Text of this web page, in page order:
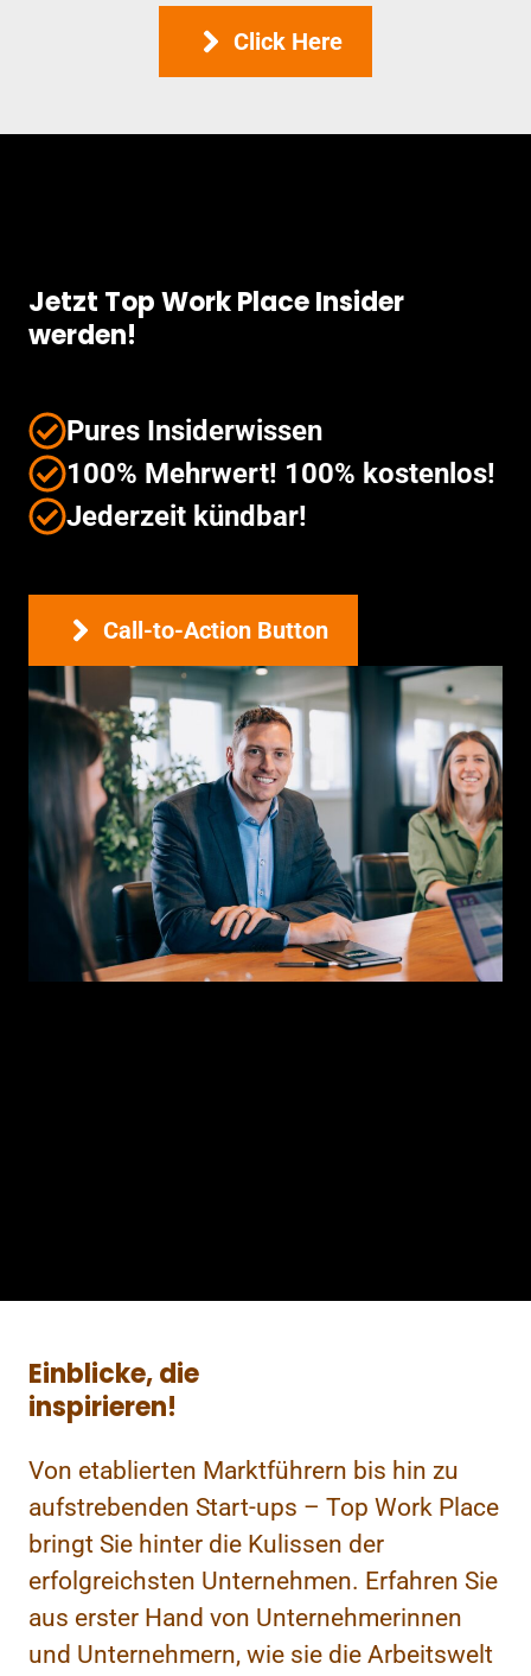
Click Here
Jetzt Top Work Place Insider
werden!
Pures Insiderwissen
100% Mehrwert! 100% kostenlos!
Jederzeit kündbar!
Call-to-Action Button
Einblicke, die
inspirieren!
Von etablierten Marktführern bis hin zu
aufstrebenden Start-ups – Top Work Place
bringt Sie hinter die Kulissen der
erfolgreichsten Unternehmen. Erfahren Sie
aus erster Hand von Unternehmerinnen
und Unternehmern, wie sie die Arbeitswelt